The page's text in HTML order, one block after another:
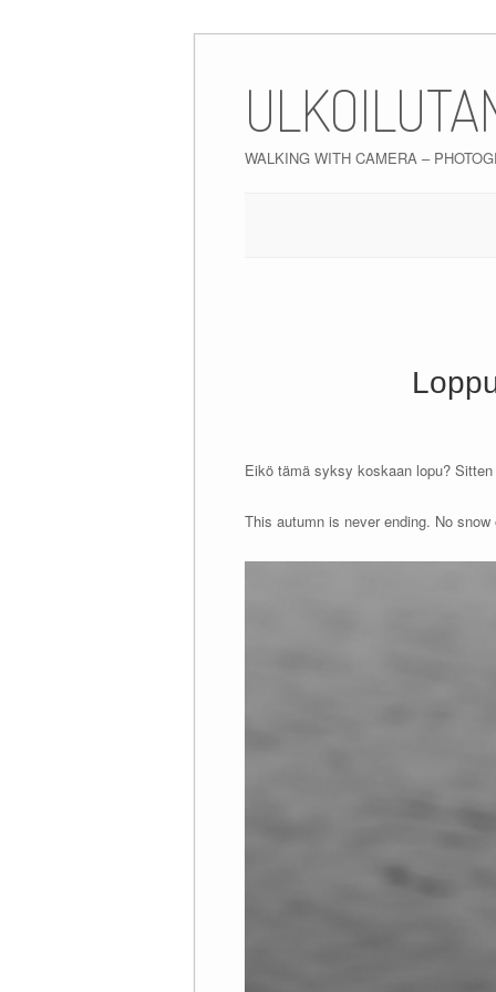
content
WALKING WITH CAMERA –
Eikö tämä syksy koskaan lopu?
This autumn is never ending. No